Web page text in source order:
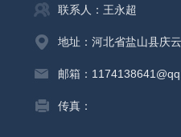
联系人：王永超
地址：河北省盐山县庆
邮箱：
传真：